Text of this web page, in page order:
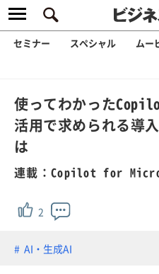
セミナー スペシャル ムー
使ってわかった
活用で求められる導
は
連載：Copilot for
2
AI・生成AI